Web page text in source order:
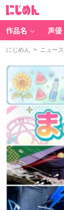
作品名 声優
にじめん > ニュース